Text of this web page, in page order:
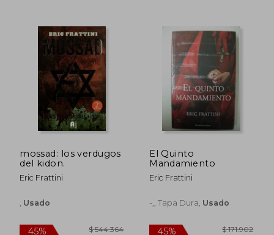
45%
dcto. $ 85.561
45%
dcto.
mossad: los verdugos
del kidon.
Eric Frattini
Usado
El Quinto
Mandamiento
Eric Frattini
-,, Tapa Dura, Usado